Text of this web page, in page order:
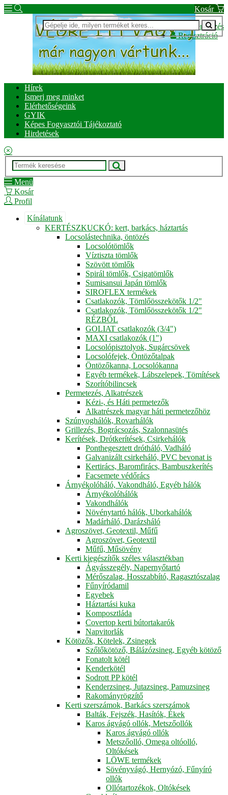
Kosár
Bejelentkezés
Regisztráció
Hírek
Ismerj meg minket
Elérhetőségeink
GYIK
Képes Fogyasztói Tájékoztató
Hirdetések
Menü
Kosár
Profil
Kínálatunk
KERTÉSZKUCKÓ: kert, barkács, háztartás
Locsolástechnika, öntözés
Locsolótömlők
Víztiszta tömlők
Szövött tömlők
Spirál tömlők, Csigatömlők
Sumisansui Japán tömlők
SIROFLEX termékek
Csatlakozók, Tömlőösszekötők 1/2"
Csatlakozók, Tömlőösszekötők 1/2"
RÉZBŐL
GOLIAT csatlakozók (3/4")
MAXI csatlakozók (1")
Locsolópisztolyok, Sugárcsövek
Locsolófejek, Öntözőtalpak
Öntözőkanna, Locsolókanna
Egyéb termékek, Lábszelepek, Tömítések
Szorítóbilincsek
Permetezés, Alkatrészek
Kézi-, és Háti permetezők
Alkatrészek magyar háti permetezőhöz
Szúnyoghálók, Rovarhálók
Grillezés, Bográcsozás, Szalonnasütés
Kerítések, Drótkerítések, Csirkehálók
Ponthegesztett drótháló, Vadháló
Galvanizált csirkeháló, PVC bevonat is
Kertirács, Baromfirács, Bambuszkerítés
Facsemete védőrács
Árnyékolóháló, Vakondháló, Egyéb hálók
Árnyékolóhálók
Vakondhálók
Növénytartó hálók, Uborkahálók
Madárháló, Darázsháló
Agroszövet, Geotextil, Műfű
Agroszövet, Geotextil
Műfű, Műsövény
Kerti kiegészítők széles választékban
Ágyásszegély, Napernyőtartó
Mérőszalag, Hosszabbító, Ragasztószalag
Fűnyíródamil
Egyebek
Háztartási kuka
Komposztláda
Covertop kerti bútortakarók
Napvitorlák
Kötözők, Kötelek, Zsinegek
Szőlőkötöző, Bálázózsineg, Egyéb kötöző
Fonatolt kötél
Kenderkötél
Sodrott PP kötél
Kenderzsineg, Jutazsineg, Pamuzsineg
Rakományrögzítő
Kerti szerszámok, Barkács szerszámok
Balták, Fejszék, Hasítók, Ékek
Karos ágvágó ollók, Metszőollók
Karos ágvágó ollók
Metszőolló, Omega oltóolló,
Oltókések
LÖWE termékek
Sövényvágó, Hernyózó, Fűnyíró
ollók
Ollótartozékok, Oltókések